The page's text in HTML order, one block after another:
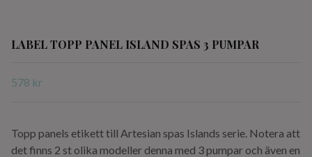
LABEL TOPP PANEL ISLAND SPAS 3 PUMPAR
578 kr
Topp panels etikett till Artesian spas Islands serie. Notera att
det finns 2 st olika modeller denna med 3 pumpar och även en